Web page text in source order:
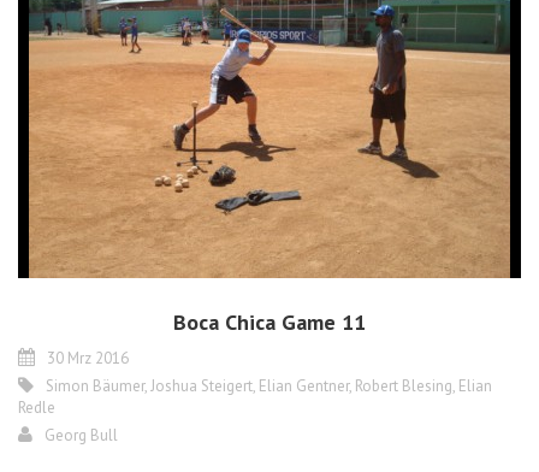
Boca Chica Game 11
30 Mrz 2016
Simon Bäumer,Joshua Steigert, Elian Gentner, Robert Blesing, Elian
Redle
Georg Bull